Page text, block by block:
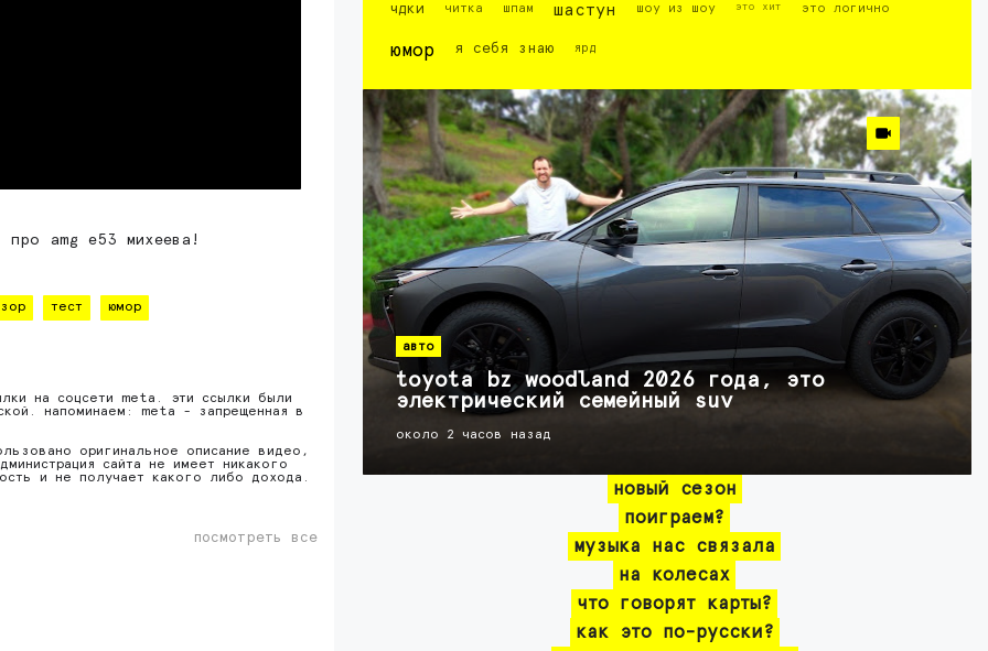
про amg e53 михеева!
тест юмор
на соцсети meta. эти ссылки были
напоминаем: meta - запрещенная в
оригинальное описание видео,
сайта не имеет никакого
и не получает какого либо дохода.
посмотреть все
чдки читка шпам шастун шоу из шоу это хит это логично
юмор я себя знаю ярд
авто
toyota bz woodland 2026 года, это
электрический семейный suv
около 2 часов назад
новый сезон
поиграем?
музыка нас связала
на колесах
что говорят карты?
как это по-русски?